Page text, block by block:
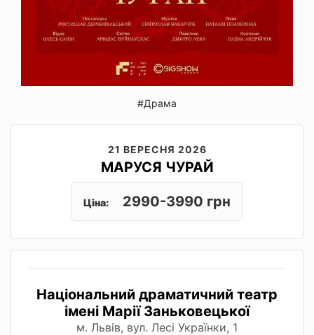
#Драма
21 ВЕРЕСНЯ 2026
МАРУСЯ ЧУРАЙ
Ціна: 2990-3990 грн
Національний драматичний театр
імені Марії Заньковецької
м. Львів, вул. Лесі Українки, 1